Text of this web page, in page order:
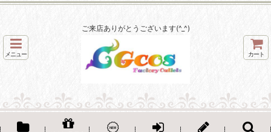
ご来店ありがとうございます(^_^)
メニュー カート